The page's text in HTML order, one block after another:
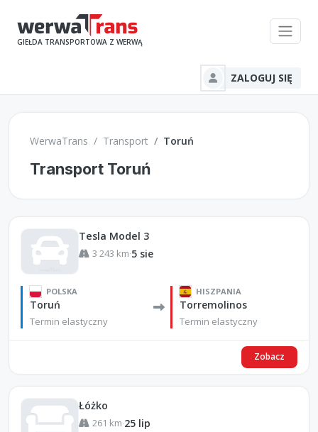
GIEŁDA TRANSPORTOWA Z WERWĄ
ZALOGUJ SIĘ
WerwaTrans Transport Toruń
Transport Toruń
Tesla Model 3
3 243 km·5 sie
POLSKA
Toruń
Termin elastyczny
HISZPANIA
Torremolinos
Termin elastyczny
Zobacz
Łóżko
261 km·25 lip